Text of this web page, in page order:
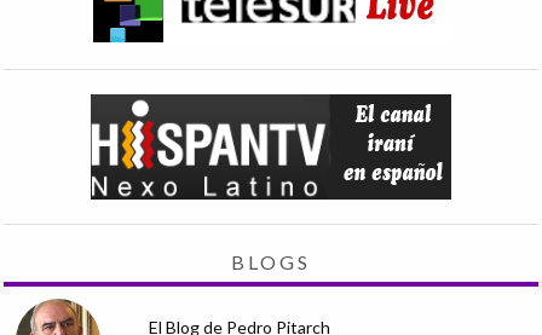
BLOGS
El Blog de Pedro Pitarch